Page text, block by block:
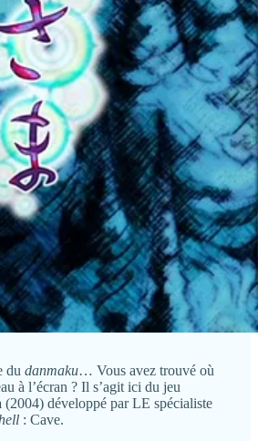
du danmaku… Vous avez trouvé où
à l’écran ? Il s’agit ici du jeu
(2004) développé par LE spécialiste
: Cave.